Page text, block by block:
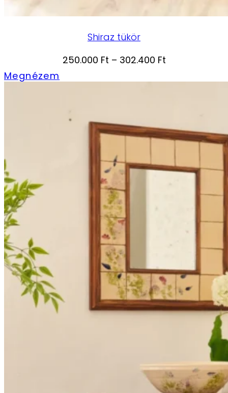
Shiraz tükör
250.000 Ft – 302.400 FtÁrtartomány:
Megnézem